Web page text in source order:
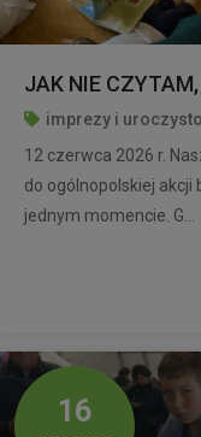
JAK NIE
imprezy i
12 czerwca 2026 r.
do ogólnopolskiej
jednym momencie. G...
16